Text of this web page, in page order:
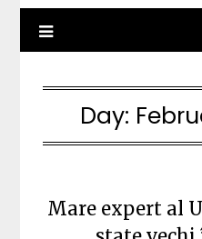
Day:
Mare expert al